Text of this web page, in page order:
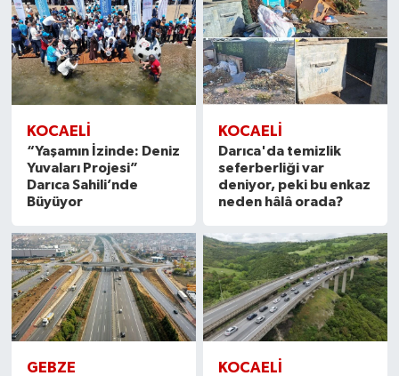
KOCAELİ
“Yaşamın İzinde: Deniz
Yuvaları Projesi”
Darıca Sahili’nde
Büyüyor
KOCAELİ
Darıca'da temizlik
seferberliği var
deniyor, peki bu enkaz
neden hâlâ orada?
GEBZE KOCAELİ